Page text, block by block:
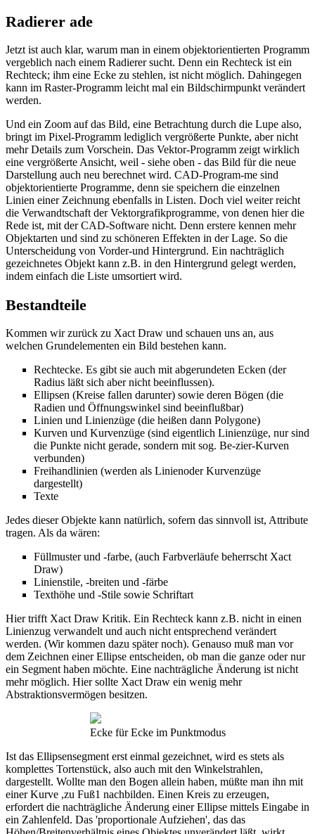
Radierer ade
Jetzt ist auch klar, warum man in einem objektorientierten Programm
vergeblich nach einem Radierer sucht. Denn ein Rechteck ist ein
Rechteck; ihm eine Ecke zu stehlen, ist nicht möglich. Dahingegen
kann im Raster-Programm leicht mal ein Bildschirmpunkt verändert
werden.
Und ein Zoom auf das Bild, eine Betrachtung durch die Lupe also,
bringt im Pixel-Programm lediglich vergrößerte Punkte, aber nicht
mehr Details zum Vorschein. Das Vektor-Programm zeigt wirklich
eine vergrößerte Ansicht, weil - siehe oben - das Bild für die neue
Darstellung auch neu berechnet wird. CAD-Program-me sind
objektorientierte Programme, denn sie speichern die einzelnen
Linien einer Zeichnung ebenfalls in Listen. Doch viel weiter reicht
die Verwandtschaft der Vektorgrafikprogramme, von denen hier die
Rede ist, mit der CAD-Software nicht. Denn erstere kennen mehr
Objektarten und sind zu schöneren Effekten in der Lage. So die
Unterscheidung von Vorder-und Hintergrund. Ein nachträglich
gezeichnetes Objekt kann z.B. in den Hintergrund gelegt werden,
indem einfach die Liste umsortiert wird.
Bestandteile
Kommen wir zurück zu Xact Draw und schauen uns an, aus
welchen Grundelementen ein Bild bestehen kann.
Rechtecke. Es gibt sie auch mit abgerundeten Ecken (der
Radius läßt sich aber nicht beeinflussen).
Ellipsen (Kreise fallen darunter) sowie deren Bögen (die
Radien und Öffnungswinkel sind beeinflußbar)
Linien und Linienzüge (die heißen dann Polygone)
Kurven und Kurvenzüge (sind eigentlich Linienzüge, nur sind
die Punkte nicht gerade, sondern mit sog. Be-zier-Kurven
verbunden)
Freihandlinien (werden als Linienoder Kurvenzüge
dargestellt)
Texte
Jedes dieser Objekte kann natürlich, sofern das sinnvoll ist, Attribute
tragen. Als da wären:
Füllmuster und -farbe, (auch Farbverläufe beherrscht Xact
Draw)
Linienstile, -breiten und -färbe
Texthöhe und -Stile sowie Schriftart
Hier trifft Xact Draw Kritik. Ein Rechteck kann z.B. nicht in einen
Linienzug verwandelt und auch nicht entsprechend verändert
werden. (Wir kommen dazu später noch). Genauso muß man vor
dem Zeichnen einer Ellipse entscheiden, ob man die ganze oder nur
ein Segment haben möchte. Eine nachträgliche Änderung ist nicht
mehr möglich. Hier sollte Xact Draw ein wenig mehr
Abstraktionsvermögen besitzen.
Ecke für Ecke im Punktmodus
Ist das Ellipsensegment erst einmal gezeichnet, wird es stets als
komplettes Tortenstück, also auch mit den Winkelstrahlen,
dargestellt. Wollte man den Bogen allein haben, müßte man ihn mit
einer Kurve ,zu Fuß1 nachbilden. Einen Kreis zu erzeugen,
erfordert die nachträgliche Änderung einer Ellipse mittels Eingabe in
ein Zahlenfeld. Das 'proportionale Aufziehen', das das